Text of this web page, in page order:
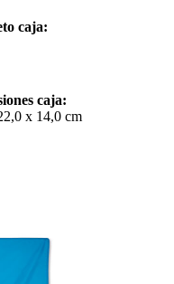
caja:
caja:
x 14,0 cm